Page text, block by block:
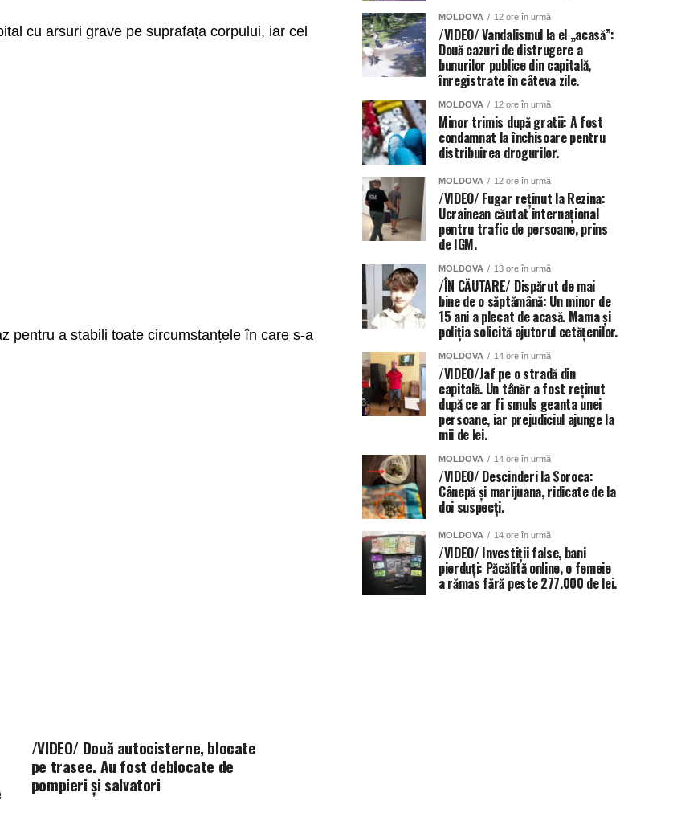
cu arsuri grave pe suprafața corpului, iar cel
pentru a stabili toate circumstanțele în care s-a
/VIDEO/ Două autocisterne, blocate
pe trasee. Au fost deblocate de
pompieri și salvatori
MOLDOVA 12 ore în urmă
/VIDEO/ Vandalismul la el „acasă”:
Două cazuri de distrugere a
bunurilor publice din capitală,
înregistrate în câteva zile.
MOLDOVA 12 ore în urmă
Minor trimis după gratii: A fost
condamnat la închisoare pentru
distribuirea drogurilor.
MOLDOVA 12 ore în urmă
/VIDEO/ Fugar reținut la Rezina:
Ucrainean căutat internațional
pentru trafic de persoane, prins
de IGM.
MOLDOVA 13 ore în urmă
/ÎN CĂUTARE/ Dispărut de mai
bine de o săptămână: Un minor de
15 ani a plecat de acasă. Mama și
poliția solicită ajutorul cetățenilor.
MOLDOVA 14 ore în urmă
/VIDEO/Jaf pe o stradă din
capitală. Un tânăr a fost reținut
după ce ar fi smuls geanta unei
persoane, iar prejudiciul ajunge la
mii de lei.
MOLDOVA 14 ore în urmă
/VIDEO/ Descinderi la Soroca:
Cânepă și marijuana, ridicate de la
doi suspecți.
MOLDOVA 14 ore în urmă
/VIDEO/ Investiții false, bani
pierduți: Păcălită online, o femeie
a rămas fără peste 277.000 de lei.